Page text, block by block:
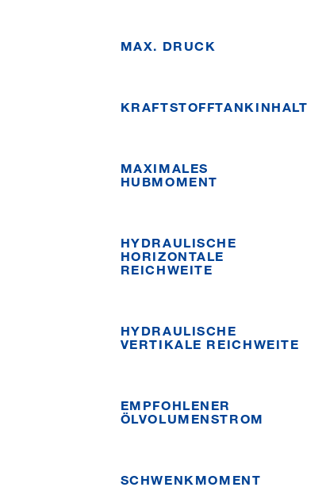
MAX. DRUCK
KRAFTSTOFFTANKINHALT
MAXIMALES
HUBMOMENT
HYDRAULISCHE
HORIZONTALE
REICHWEITE
HYDRAULISCHE
VERTIKALE REICHWEITE
EMPFOHLENER
ÖLVOLUMENSTROM
SCHWENKMOMENT